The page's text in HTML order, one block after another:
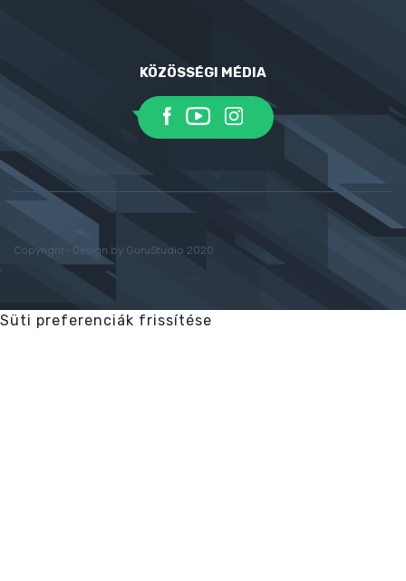
KÖZÖSSÉGI MÉDIA
Copyright- Design by GuruStudio 2020
Süti preferenciák frissítése